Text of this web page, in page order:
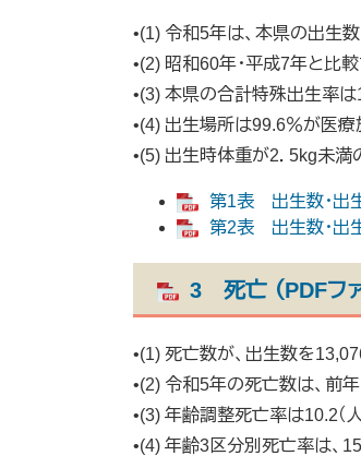
•(1) 令和5年は、本県の出生
•(2) 昭和60年・平成7年と比
•(3) 本県の合計特殊出生率は
•(4) 出生場所は99.6％が医療
•(5) 出生時体重が2．5kg未
第1表 出生数・出生
第2表 出生数・出生
3 死亡 （PDFファ
•(1) 死亡数が、出生数を
•(2) 令和5年の死亡数は、前
•(3) 年齢調整死亡率は10.2（
•(4) 年齢3区分別死亡率は、